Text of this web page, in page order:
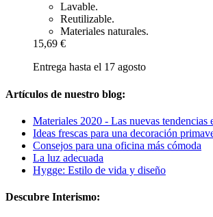
Lavable.
Reutilizable.
Materiales naturales.
15,69 €
Entrega hasta el 17 agosto
Artículos de nuestro blog:
Materiales 2020 - Las nuevas tendencias
Ideas frescas para una decoración
Consejos para una oficina más cómoda
La luz adecuada
Hygge: Estilo de vida y diseño
Descubre Interismo: